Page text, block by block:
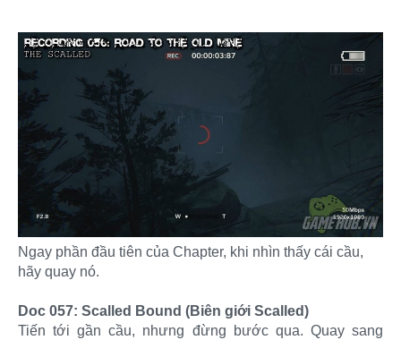
Ngay phần đầu tiên của Chapter, khi nhìn thấy cái cầu,
hãy quay nó.
Doc 057: Scalled Bound (Biên giới Scalled)
Tiến tới gần cầu, nhưng đừng bước qua. Quay sang